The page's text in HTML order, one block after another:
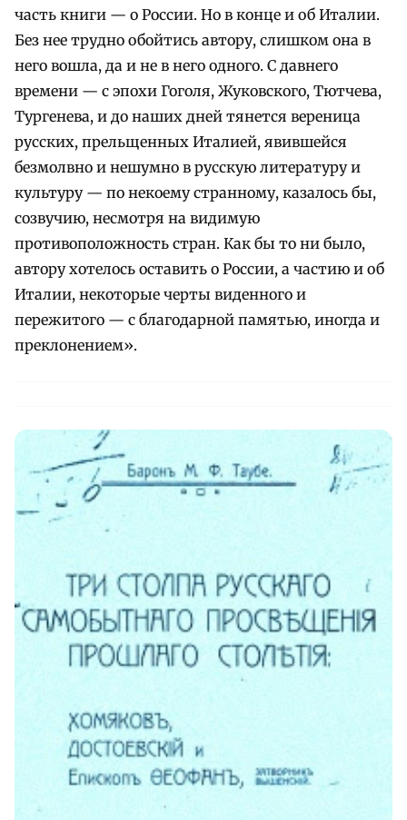
часть книги — о России. Но в конце и об Италии.
Без нее трудно обойтись автору, слишком она в
него вошла, да и не в него одного. С давнего
времени — с эпохи Гоголя, Жуковского, Тютчева,
Тургенева, и до наших дней тянется вереница
русских, прельщенных Италией, явившейся
безмолвно и нешумно в русскую литературу и
культуру — по некоему странному, казалось бы,
созвучию, несмотря на видимую
противоположность стран. Как бы то ни было,
автору хотелось оставить о России, а частию и об
Италии, некоторые черты виденного и
пережитого — с благодарной памятью, иногда и
преклонением».